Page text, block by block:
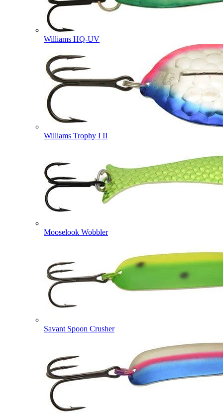
Williams HQ-UV
Williams Trophy I II
Mooselook Wobbler
Savant Spoon Crusher